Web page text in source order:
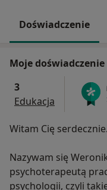
Doświadczenie
Moje doświadczenie
3
Edukacja
Witam Cię
Nazywam się
psychoterapeutą
psychologii, czyli